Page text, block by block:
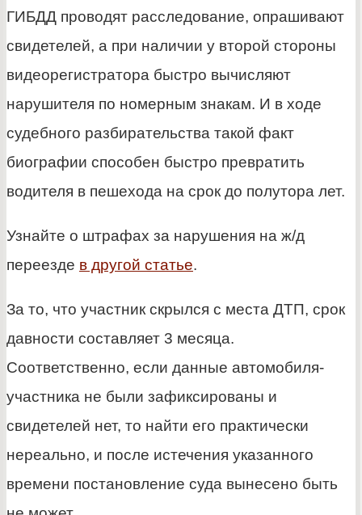
ГИБДД проводят расследование, опрашивают
свидетелей, а при наличии у второй стороны
видеорегистратора быстро вычисляют
нарушителя по номерным знакам. И в ходе
судебного разбирательства такой факт
биографии способен быстро превратить
водителя в пешехода на срок до полутора лет.
Узнайте о штрафах за нарушения на ж/д
переезде в другой статье.
За то, что участник скрылся с места ДТП, срок
давности составляет 3 месяца.
Соответственно, если данные автомобиля-
участника не были зафиксированы и
свидетелей нет, то найти его практически
нереально, и после истечения указанного
времени постановление суда вынесено быть